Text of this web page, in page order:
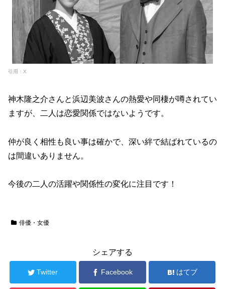
引用：X
神木隆之介さんと浜辺美波さんの熱愛や同棲が噂されてい
ますが、二人は恋愛関係ではないようです。
仲が良く相性も良い事は確かで、深い絆で結ばれているの
は間違いありません。
今後の二人の活躍や関係性の変化に注目です！
俳優・女優
シェアする
Twitter Facebook はてブ